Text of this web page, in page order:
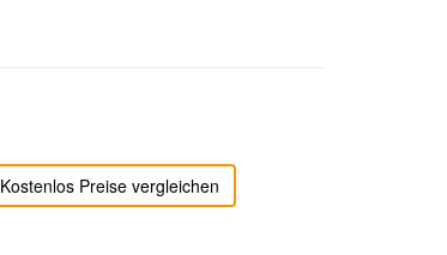
Kostenlos Preise vergleichen